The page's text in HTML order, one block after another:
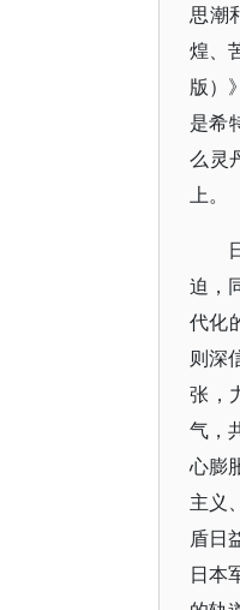
思潮
煌、
版）
是希
么灵
上。
迫，
代化
则深
张，
气，
心膨
主义
盾日
日本